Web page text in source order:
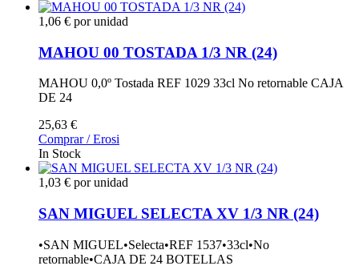
1,06 € por unidad
MAHOU 00 TOSTADA 1/3 NR (24)
MAHOU 0,0º Tostada REF 1029 33cl No retornable CAJA
DE 24
25,63 €
Comprar / Erosi
In Stock
1,03 € por unidad
SAN MIGUEL SELECTA XV 1/3 NR (24)
•SAN MIGUEL•Selecta•REF 1537•33cl•No
retornable•CAJA DE 24 BOTELLAS